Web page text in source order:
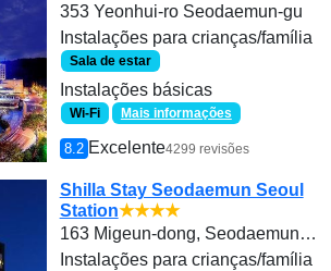
353 Yeonhui-ro Seodaemun-gu
Instalações para crianças/família
Sala de estar
Instalações básicas
Wi-Fi Mais informações
8.2 Excelente4299 revisões
Shilla Stay Seodaemun Seoul
Station★★★★
163 Migeun-dong, Seodaemun-gu
Instalações para crianças/família